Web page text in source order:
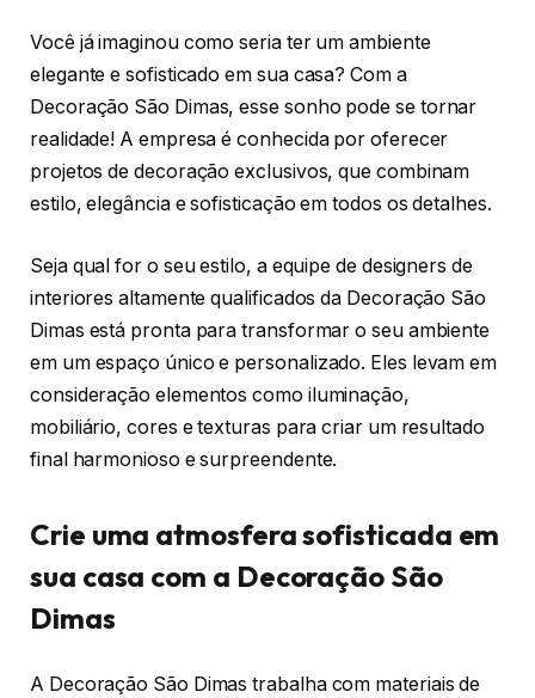
Você já imaginou como seria ter um ambiente
elegante e sofisticado em sua casa? Com a
Decoração São Dimas, esse sonho pode se tornar
realidade! A empresa é conhecida por oferecer
projetos de decoração exclusivos, que combinam
estilo, elegância e sofisticação em todos os detalhes.
Seja qual for o seu estilo, a equipe de designers de
interiores altamente qualificados da Decoração São
Dimas está pronta para transformar o seu ambiente
em um espaço único e personalizado. Eles levam em
consideração elementos como iluminação,
mobiliário, cores e texturas para criar um resultado
final harmonioso e surpreendente.
Crie uma atmosfera sofisticada em
sua casa com a Decoração São
Dimas
A Decoração São Dimas trabalha com materiais de